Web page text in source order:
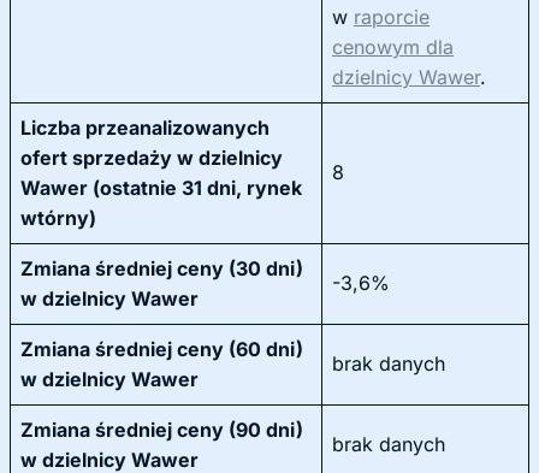
w raporcie
cenowym dla
dzielnicy Wawer.
Liczba przeanalizowanych
ofert sprzedaży w dzielnicy
Wawer (ostatnie 31 dni, rynek
wtórny)
8
Zmiana średniej ceny (30 dni)
w dzielnicy Wawer
-3,6%
Zmiana średniej ceny (60 dni)
w dzielnicy Wawer
brak danych
Zmiana średniej ceny (90 dni)
w dzielnicy Wawer
brak danych